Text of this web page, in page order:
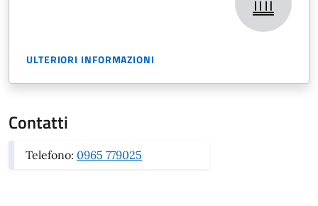
ULTERIORI INFORMAZIONI
Contatti
Telefono: 0965 779025